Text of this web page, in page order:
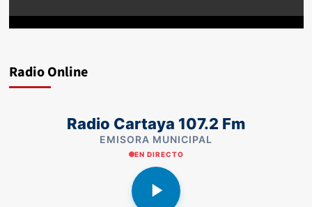
Radio Online
Radio Cartaya 107.2 Fm
EMISORA MUNICIPAL
EN DIRECTO